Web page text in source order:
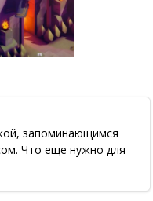
запоминающимся
Что еще нужно для